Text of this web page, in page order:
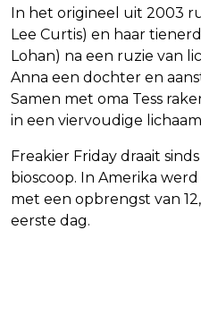
In het origineel uit 2003
Lee Curtis) en haar
Lohan) na een ruzie van
Anna een dochter en
Samen met oma Tess
in een viervoudige
Freakier Friday draait
bioscoop. In Amerika
met een opbrengst van
eerste dag.